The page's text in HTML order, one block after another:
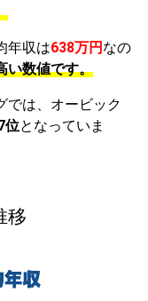
年収は638万円 なの
い数値です。
では、オービック
位となっていま
移